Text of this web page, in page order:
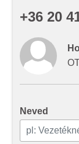
adatait, akik
adatokkal,
+36 20
Neved